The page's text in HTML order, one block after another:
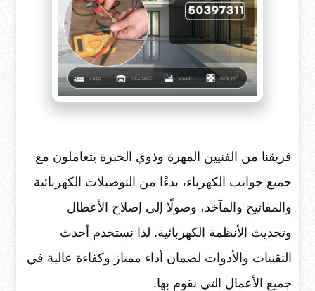
فريقنا من الفنيين المهرة وذوي الخبرة يتعاملون مع
جميع جوانب الكهرباء، بدءًا من التوصيلات الكهربائية
والمفاتيح والمآخذ، وصولًا إلى إصلاح الأعطال
وتحديث الأنظمة الكهربائية. لذا نستخدم أحدث
التقنيات والأدوات لضمان أداء ممتاز وكفاءة عالية في
جميع الأعمال التي نقوم بها.